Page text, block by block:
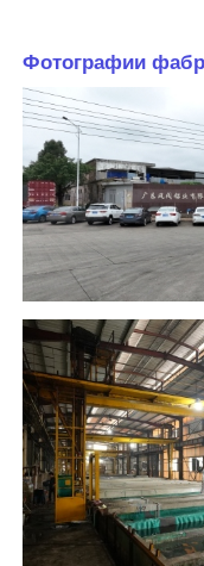
Профили
Алюминиевые
Промышленная
Аксессуары из
Створчатые
Профили
Полированный
Фотографии